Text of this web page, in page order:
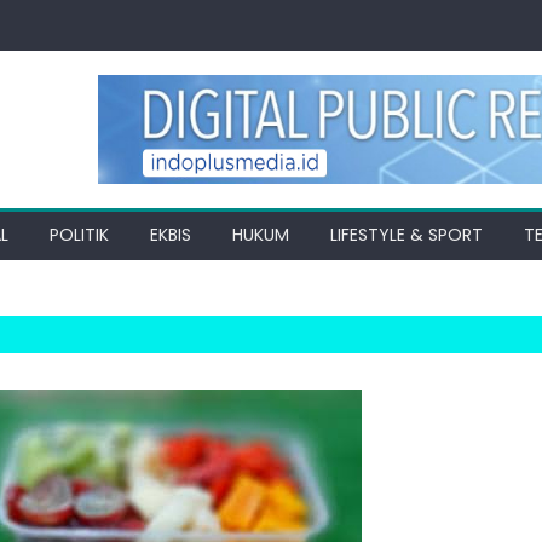
POLITIK EKBIS HUKUM LIFESTYLE & SPORT